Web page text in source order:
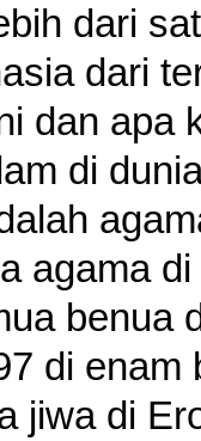
dari
dari
dan apa
di
agama
benua
di enam
jiwa di